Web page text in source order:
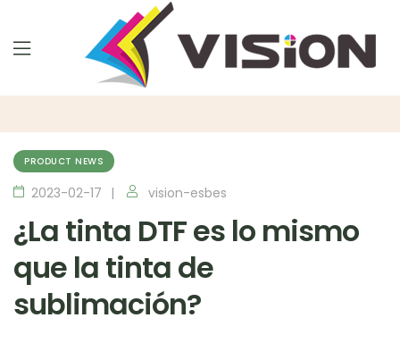
PRODUCT NEWS
2023-02-17 vision-esbes
¿La tinta DTF es lo mismo
que la tinta de
sublimación?